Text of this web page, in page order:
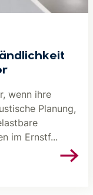
wenn ihre
Planung,
im Ernstf...